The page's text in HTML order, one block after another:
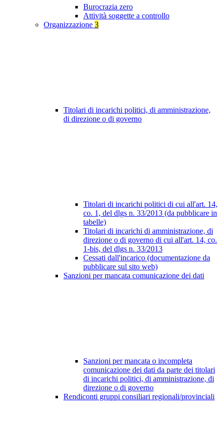
Burocrazia zero
Attività soggette a controllo
Organizzazione 3
Titolari di incarichi politici, di amministrazione,
di direzione o di governo
Titolari di incarichi politici di cui all'art. 14,
co. 1, del dlgs n. 33/2013 (da pubblicare in
tabelle)
Titolari di incarichi di amministrazione, di
direzione o di governo di cui all'art. 14, co.
1-bis, del dlgs n. 33/2013
Cessati dall'incarico (documentazione da
pubblicare sul sito web)
Sanzioni per mancata comunicazione dei dati
Sanzioni per mancata o incompleta
comunicazione dei dati da parte dei titolari
di incarichi politici, di amministrazione, di
direzione o di governo
Rendiconti gruppi consiliari regionali/provinciali